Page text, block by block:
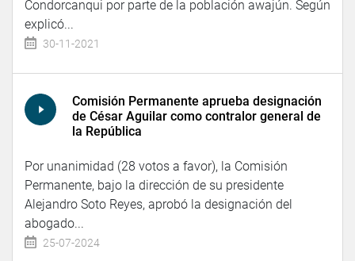
Condorcanqui por parte de la población awajún. Según
explicó...
30-11-2021
Comisión Permanente aprueba designación
de César Aguilar como contralor general de
la República
Por unanimidad (28 votos a favor), la Comisión
Permanente, bajo la dirección de su presidente
Alejandro Soto Reyes, aprobó la designación del
abogado...
25-07-2024